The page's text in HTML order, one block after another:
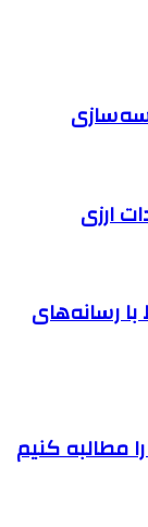
رسانه‌های
مطالبه کنیم